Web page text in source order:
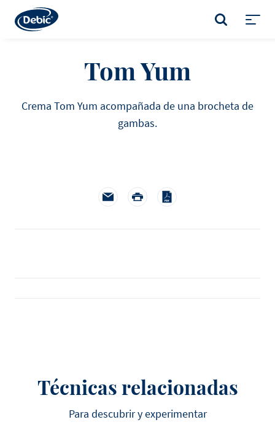
main
BUSCAR
Tom Yum
Crema Tom Yum acompañada de una brocheta de
gambas.
Técnicas relacionadas
Para descubrir y experimentar